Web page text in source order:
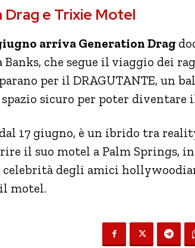
e Trixie Motel
arriva Generation Drag
Banks, che segue il viaggio dei
per il DRAGUTANTE, un
sicuro per poter diventare
17 giugno, è un ibrido tra
il suo motel a Palm Springs,
celebrità degli amici
motel.